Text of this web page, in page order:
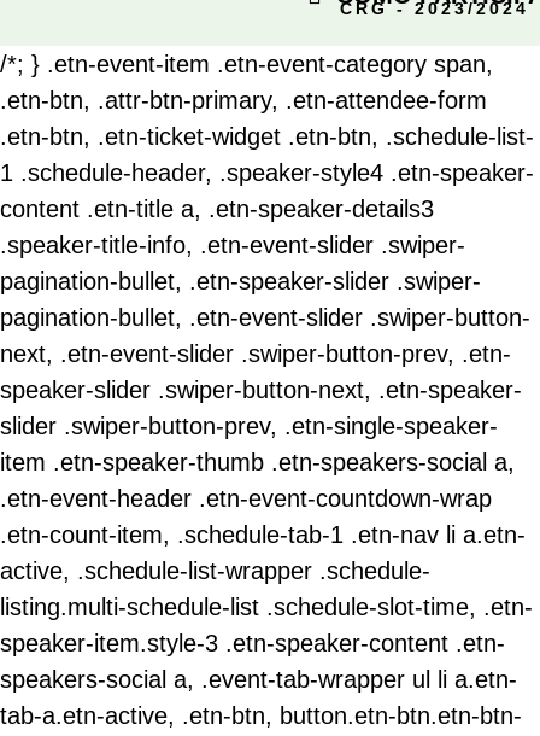
CRG - 2023/2024
/*; } .etn-event-item .etn-event-category span,
.etn-btn, .attr-btn-primary, .etn-attendee-form
.etn-btn, .etn-ticket-widget .etn-btn, .schedule-list-
1 .schedule-header, .speaker-style4 .etn-speaker-
content .etn-title a, .etn-speaker-details3
.speaker-title-info, .etn-event-slider .swiper-
pagination-bullet, .etn-speaker-slider .swiper-
pagination-bullet, .etn-event-slider .swiper-button-
next, .etn-event-slider .swiper-button-prev, .etn-
speaker-slider .swiper-button-next, .etn-speaker-
slider .swiper-button-prev, .etn-single-speaker-
item .etn-speaker-thumb .etn-speakers-social a,
.etn-event-header .etn-event-countdown-wrap
.etn-count-item, .schedule-tab-1 .etn-nav li a.etn-
active, .schedule-list-wrapper .schedule-
listing.multi-schedule-list .schedule-slot-time, .etn-
speaker-item.style-3 .etn-speaker-content .etn-
speakers-social a, .event-tab-wrapper ul li a.etn-
tab-a.etn-active, .etn-btn, button.etn-btn.etn-btn-